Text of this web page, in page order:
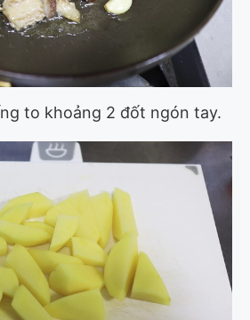
to khoảng 2 đốt ngón tay.